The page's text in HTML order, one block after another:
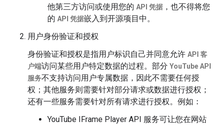
他第三方访问或使用您的 API 凭据 ，也不得将您
的 API 凭据嵌入到开源项目中。
用户身份验证和授权
身份验证和授权是指用户标识自己并同意允许 API 客
户端访问某些用户特定数据的过程。部分 YouTube API
服务不支持访问用户专属数据，因此不需要任何授
权；其他服务则需要针对部分请求或数据进行授权；
还有一些服务需要针对所有请求进行授权。例如：
YouTube IFrame Player API 服务可让您在网站